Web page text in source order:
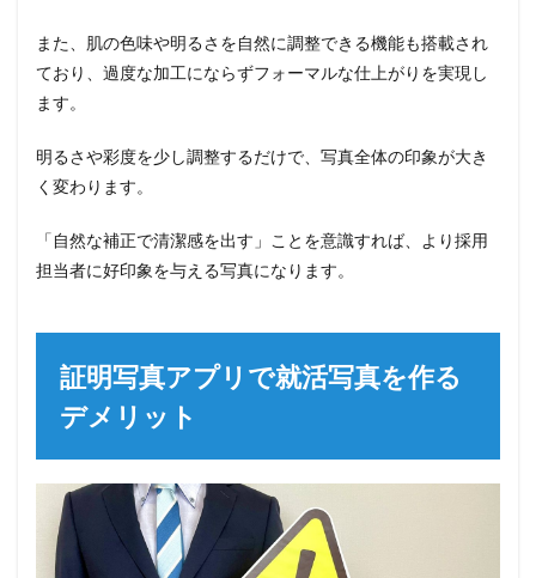
また、肌の色味や明るさを自然に調整できる機能も搭載され
ており、過度な加工にならずフォーマルな仕上がりを実現し
ます。
明るさや彩度を少し調整するだけで、写真全体の印象が大き
く変わります。
「自然な補正で清潔感を出す」ことを意識すれば、より採用
担当者に好印象を与える写真になります。
証明写真アプリで就活写真を作る
デメリット